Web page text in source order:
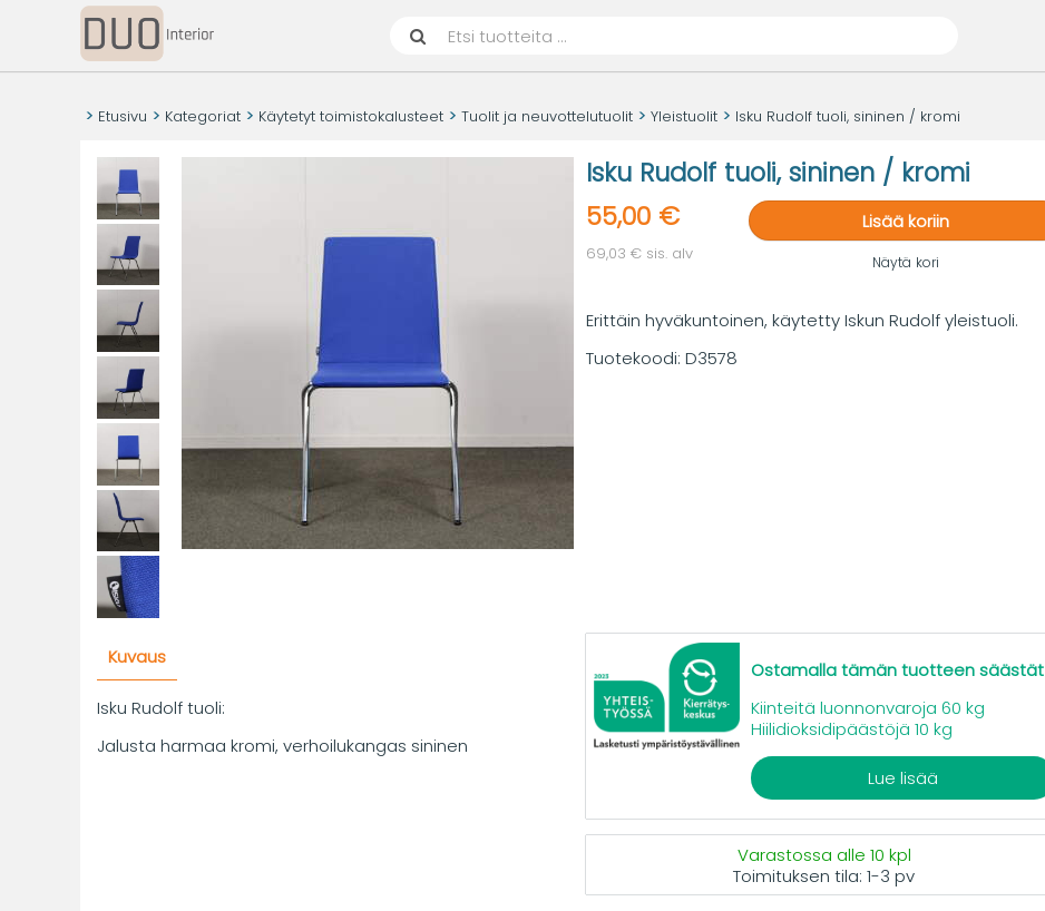
Etusivu Kategoriat Käytetyt toimistokalusteet Tuolit ja neuvottelutuolit Yleistuolit Isku Rudolf tuoli, sininen / kromi
Isku Rudolf tuoli, sininen / kromi
55,00 €
69,03 € sis. alv
Lisää koriin
Näytä kori
Erittäin hyväkuntoinen, käytetty Iskun Rudolf yleistuoli.
Tuotekoodi: D3578
Kuvaus
Isku Rudolf tuoli:
Jalusta harmaa kromi, verhoilukangas sininen
Ostamalla tämän tuotteen säästät
Kiinteitä luonnonvaroja 60 kg
Hiilidioksidipäästöjä 10 kg
Lue lisää
Varastossa alle 10 kpl
Toimituksen tila:1-3 pv